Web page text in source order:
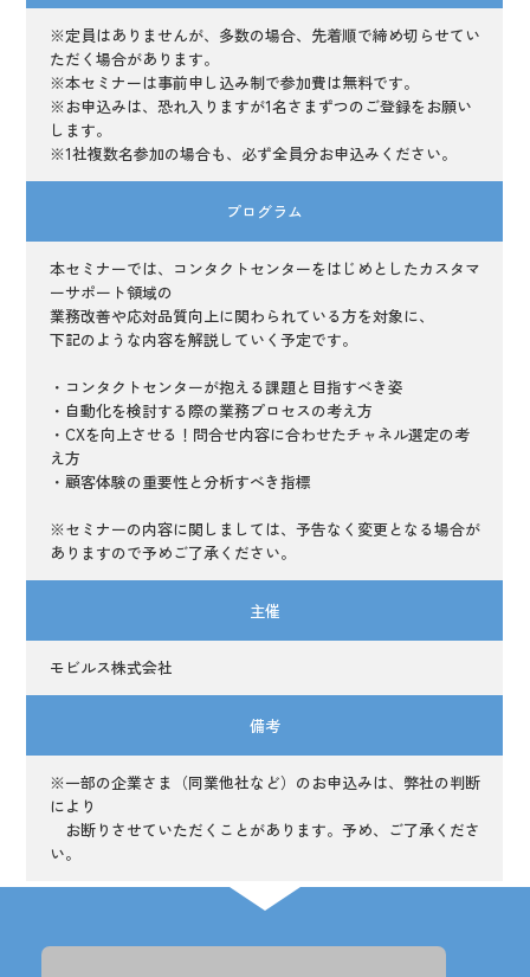
※定員はありませんが、多数の場合、先着順で締め切らせてい
ただく場合があります。
※本セミナーは事前申し込み制で参加費は無料です。
※お申込みは、恐れ入りますが1名さまずつのご登録をお願い
します。
※1社複数名参加の場合も、必ず全員分お申込みください。
プログラム
本セミナーでは、コンタクトセンターをはじめとしたカスタマ
ーサポート領域の
業務改善や応対品質向上に関わられている方を対象に、
下記のような内容を解説していく予定です。
・コンタクトセンターが抱える課題と目指すべき姿
・自動化を検討する際の業務プロセスの考え方
・CXを向上させる！問合せ内容に合わせたチャネル選定の考
え方
・顧客体験の重要性と分析すべき指標
※セミナーの内容に関しましては、予告なく変更となる場合が
ありますので予めご了承ください。
主催
モビルス株式会社
備考
※一部の企業さま（同業他社など）のお申込みは、弊社の判断
により
お断りさせていただくことがあります。予め、ご了承くださ
い。